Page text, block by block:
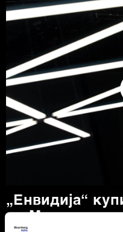
„Енвидија“
од